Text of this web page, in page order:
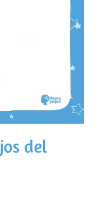
del